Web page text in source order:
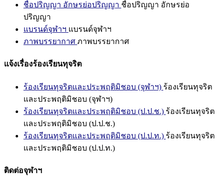
ชื่อปริญญา อักษรย่อปริญญา ชื่อปริญญา อักษรย่อ
ปริญญา
แบรนด์จุฬาฯ แบรนด์จุฬาฯ
ภาพบรรยากาศ ภาพบรรยากาศ
แจ้งเรื่องร้องเรียนทุจริต
ร้องเรียนทุจริตและประพฤติมิชอบ (จุฬาฯ) ร้องเรียนทุจริต
และประพฤติมิชอบ (จุฬาฯ)
ร้องเรียนทุจริตและประพฤติมิชอบ (ป.ป.ช.) ร้องเรียนทุจริต
และประพฤติมิชอบ (ป.ป.ช.)
ร้องเรียนทุจริตและประพฤติมิชอบ (ป.ป.ท.) ร้องเรียนทุจริต
และประพฤติมิชอบ (ป.ป.ท.)
ติดต่อจุฬาฯ